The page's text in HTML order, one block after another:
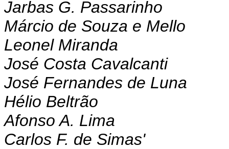
Jarbas G. Passarinho
Márcio de Souza e Mello
Leonel Miranda
José Costa Cavalcanti
José Fernandes de Luna
Hélio Beltrão
Afonso A. Lima
Carlos F. de Simas'